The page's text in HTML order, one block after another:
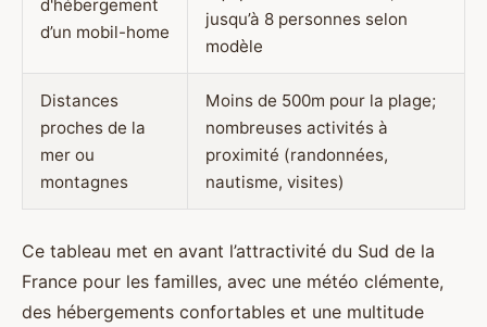
d'hébergement
d’un mobil-home
jusqu’à 8 personnes selon
modèle
Distances
proches de la
mer ou
montagnes
Moins de 500m pour la plage;
nombreuses activités à
proximité (randonnées,
nautisme, visites)
Ce tableau met en avant l’attractivité du Sud de la
France pour les familles, avec une météo clémente,
des hébergements confortables et une multitude